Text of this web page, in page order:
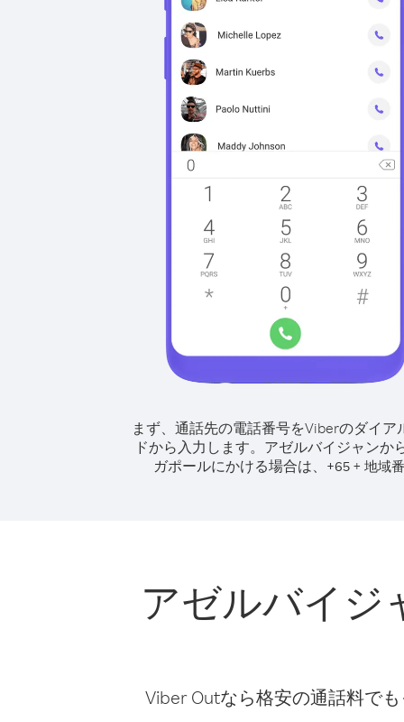
まず、通話先の電話番号をViberのダイア
ドから入力します。 アゼルバイジャンか
ガポールにかける場合は、 +65 + 地域
アゼルバイジ
Viber Outなら格安の通話料で